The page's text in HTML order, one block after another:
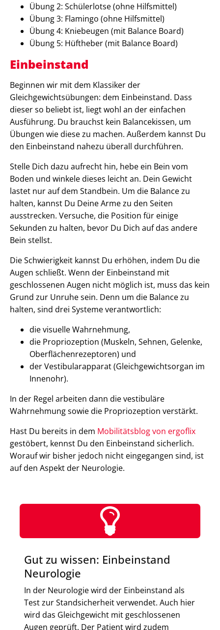
Übung 2: Schülerlotse (ohne Hilfsmittel)
Übung 3: Flamingo (ohne Hilfsmittel)
Übung 4: Kniebeugen (mit Balance Board)
Übung 5: Hüftheber (mit Balance Board)
Einbeinstand
Beginnen wir mit dem Klassiker der
Gleichgewichtsübungen: dem Einbeinstand. Dass
dieser so beliebt ist, liegt wohl an der einfachen
Ausführung. Du brauchst kein Balancekissen, um
Übungen wie diese zu machen. Außerdem kannst Du
den Einbeinstand nahezu überall durchführen.
Stelle Dich dazu aufrecht hin, hebe ein Bein vom
Boden und winkele dieses leicht an. Dein Gewicht
lastet nur auf dem Standbein. Um die Balance zu
halten, kannst Du Deine Arme zu den Seiten
ausstrecken. Versuche, die Position für einige
Sekunden zu halten, bevor Du Dich auf das andere
Bein stellst.
Die Schwierigkeit kannst Du erhöhen, indem Du die
Augen schließt. Wenn der Einbeinstand mit
geschlossenen Augen nicht möglich ist, muss das kein
Grund zur Unruhe sein. Denn um die Balance zu
halten, sind drei Systeme verantwortlich:
die visuelle Wahrnehmung,
die Propriozeption (Muskeln, Sehnen, Gelenke,
Oberflächenrezeptoren) und
der Vestibularapparat (Gleichgewichtsorgan im
Innenohr).
In der Regel arbeiten dann die vestibuläre
Wahrnehmung sowie die Propriozeption verstärkt.
Hast Du bereits in dem Mobilitätsblog von ergoflix
gestöbert, kennst Du den Einbeinstand sicherlich.
Worauf wir bisher jedoch nicht eingegangen sind, ist
auf den Aspekt der Neurologie.
Gut zu wissen: Einbeinstand
Neurologie
In der Neurologie wird der Einbeinstand als
Test zur Standsicherheit verwendet. Auch hier
wird das Gleichgewicht mit geschlossenen
Augen geprüft. Der Patient wird zudem